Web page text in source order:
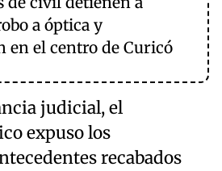
a óptica y
en el centro de Curicó
judicial, el
expuso los
recabados